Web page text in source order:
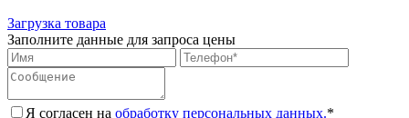
Загрузка товара
Заполните данные для запроса цены
Я согласен на обработку персональных данных.*